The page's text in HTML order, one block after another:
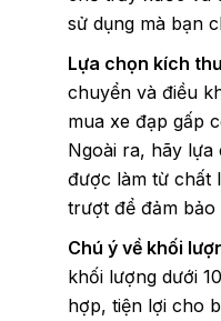
sử dụng mà bạn
Lựa chọn kích
chuyển và điều
mua xe đạp gấp
Ngoài ra, hãy
được làm từ chất
trượt để đảm bảo
Chú ý về khối
khối lượng dưới
hợp, tiện lợi cho